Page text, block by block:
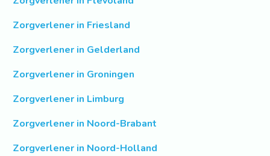
Zorgverlener in Friesland
Zorgverlener in Gelderland
Zorgverlener in Groningen
Zorgverlener in Limburg
Zorgverlener in Noord-Brabant
Zorgverlener in Noord-Holland